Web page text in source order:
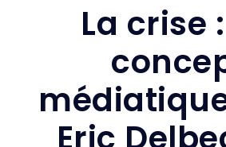
La crise
Eric